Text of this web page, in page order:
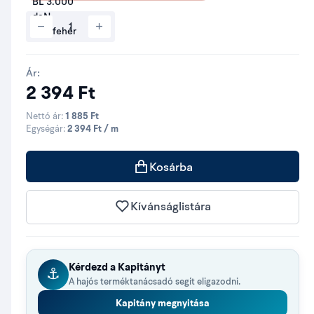
Ár:
2 394 Ft
Nettó ár:1 885 Ft
Egységár:2 394 Ft / m
Kosárba
Kívánságlistára
⚓ Kérdezd a Kapitányt
A hajós terméktanácsadó segít eligazodni.
Kapitány megnyitása